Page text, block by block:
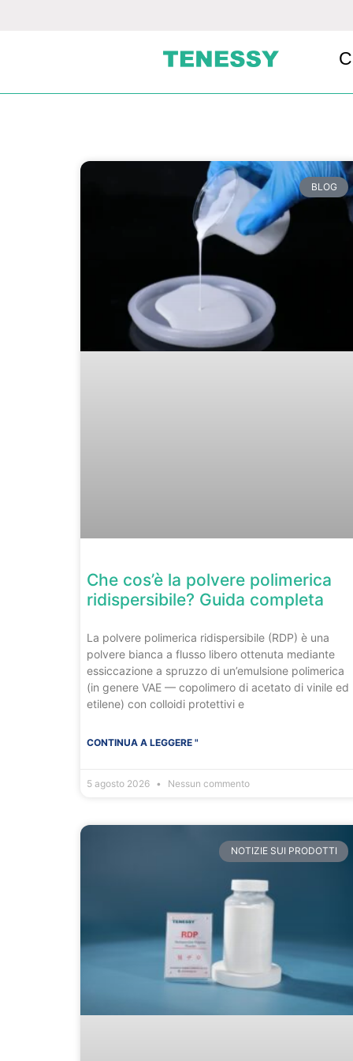
BLOG
Che cos’è la polvere polimerica
ridispersibile? Guida completa
La polvere polimerica ridispersibile (RDP) è una
polvere bianca a flusso libero ottenuta mediante
essiccazione a spruzzo di un’emulsione polimerica
(in genere VAE — copolimero di acetato di vinile ed
etilene) con colloidi protettivi e
CONTINUA A LEGGERE "
5 agosto 2026 Nessun commento
NOTIZIE SUI PRODOTTI